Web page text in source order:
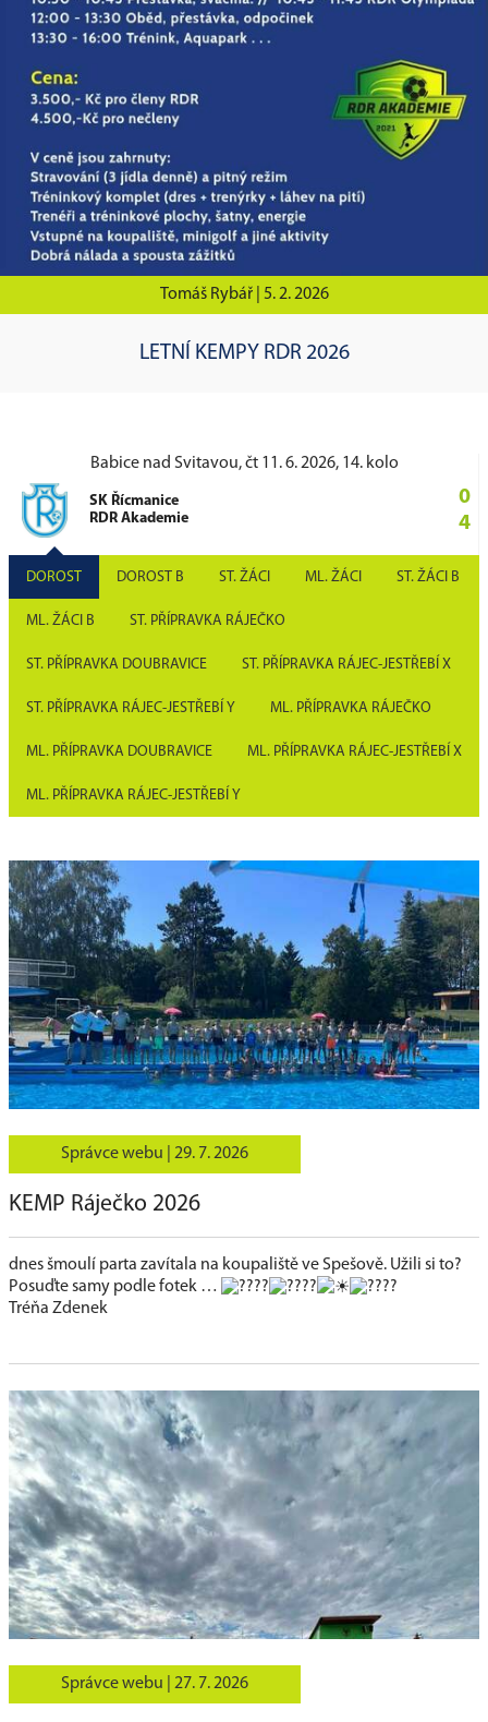
Tomáš Rybář | 5. 2. 2026
LETNÍ KEMPY RDR 2026
Babice nad Svitavou, čt 11. 6. 2026, 14. kolo
SK Řícmanice
RDR Akademie
0
4
DOROST DOROST B ST. ŽÁCI ML. ŽÁCI ST. ŽÁCI B
ML. ŽÁCI B ST. PŘÍPRAVKA RÁJEČKO
ST. PŘÍPRAVKA DOUBRAVICE ST. PŘÍPRAVKA RÁJEC-JESTŘEBÍ X
ST. PŘÍPRAVKA RÁJEC-JESTŘEBÍ Y ML. PŘÍPRAVKA RÁJEČKO
ML. PŘÍPRAVKA DOUBRAVICE ML. PŘÍPRAVKA RÁJEC-JESTŘEBÍ X
ML. PŘÍPRAVKA RÁJEC-JESTŘEBÍ Y
Správce webu | 29. 7. 2026
KEMP Ráječko 2026
dnes šmoulí parta zavítala na koupaliště ve Spešově. Užili si to?
Posuďte samy podle fotek …
Tréňa Zdenek
Správce webu | 27. 7. 2026